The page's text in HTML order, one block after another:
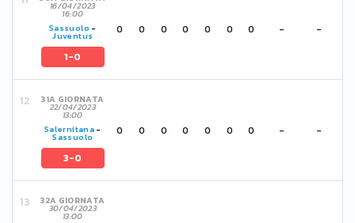
16/04/2023
16:00
Sassuolo -
Juventus
1-0
0 0 0 0 0 0 0 - -
31A GIORNATA
22/04/2023
13:00
Salernitana-
Sassuolo
3-0
0 0 0 0 0 0 0 - -
32A GIORNATA
30/04/2023
13:00